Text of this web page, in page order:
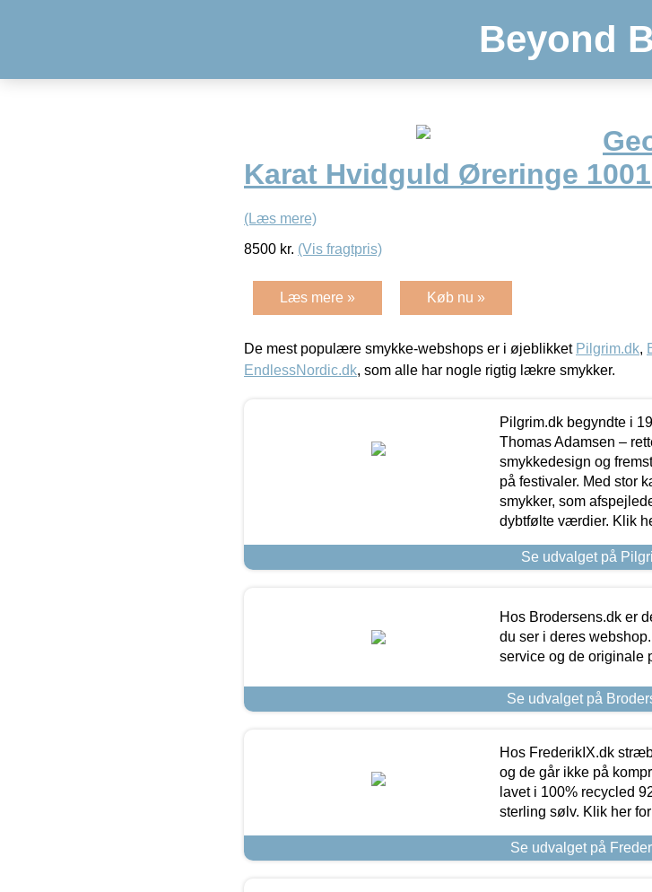
Beyond
Karat Hvidguld Øreringe
(Læs mere)
8500 kr. (Vis fragtpris)
Læs mere » Køb nu »
De mest populære smykke-webshops er i øjeblikket Pilgrim.dk,
EndlessNordic.dk, som alle har nogle rigtig lækre smykker.
Pilgrim.dk begyndte i
Thomas Adamsen –
smykkedesign og
på festivaler. Med stor
smykker, som
dybtfølte værdier. Klik
Se udvalget på
Hos Brodersens.dk er
du ser i deres
service og de originale
Se udvalget på
Hos FrederikIX.dk
og de går ikke på
lavet i 100% recycled
sterling sølv. Klik her
Se udvalget på